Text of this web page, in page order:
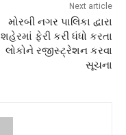
Next article
મોરબી નગર પાલિકા દ્વારા
શહેરમાં ફેરી કરી ધંધો કરતા
લોકોને રજીસ્ટ્રેશન કરવા
સૂચના